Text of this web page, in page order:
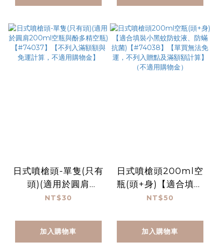
日式噴槍頭-單隻(只有
頭)(適用於圓肩
200ml空瓶與酚多精
【不列入滿額額與免運
計算，不適用購物金】
NT$30
加入購物車
日式噴槍頭200ml空
瓶(頭+身)【適合填裝
小黑蚊防蚊液、防蟎抗
買無法免運，不列入贈
點及滿額額計算】（不
NT$50
加入購物車